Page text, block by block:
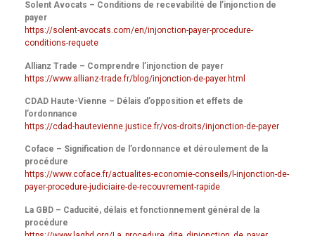
Solent Avocats – Conditions de recevabilité de l’injonction de
payer
https://solent-avocats.com/en/injonction-payer-procedure-
conditions-requete
Allianz Trade – Comprendre l’injonction de payer
https://www.allianz-trade.fr/blog/injonction-de-payer.html
CDAD Haute-Vienne – Délais d’opposition et effets de
l’ordonnance
https://cdad-hautevienne.justice.fr/vos-droits/injonction-de-payer
Coface – Signification de l’ordonnance et déroulement de la
procédure
https://www.coface.fr/actualites-economie-conseils/l-injonction-de-
payer-procedure-judiciaire-de-recouvrement-rapide
La GBD – Caducité, délais et fonctionnement général de la
procédure